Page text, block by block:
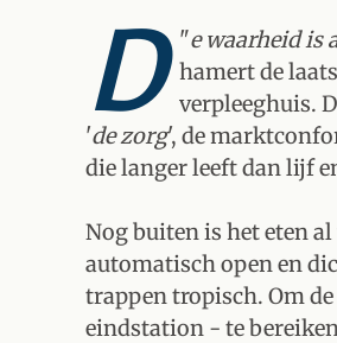
"
D e waarheid is
hamert de
verpleeghuis.
'de zorg', de
die langer leeft dan lijf
Nog buiten is het eten
automatisch open en
trappen tropisch. Om
eindstation - te